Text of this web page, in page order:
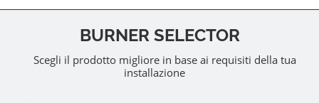
BURNER SELECTOR
Scegli il prodotto migliore in base ai requisiti della tua
installazione